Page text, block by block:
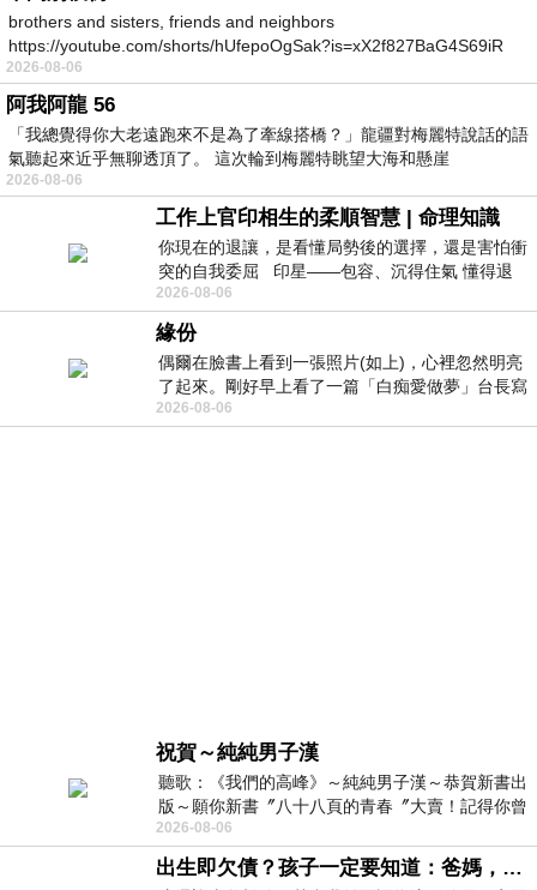
brothers and sisters, friends and neighbors
https://youtube.com/shorts/hUfepoOgSak?is=xX2f827BaG4S69iR
https
2026-08-06
阿我阿龍 56
「我總覺得你大老遠跑來不是為了牽線搭橋？」龍疆對梅麗特說話的語
氣聽起來近乎無聊透頂了。 這次輪到梅麗特眺望大海和懸崖
2026-08-06
工作上官印相生的柔順智慧 | 命理知識
你現在的退讓，是看懂局勢後的選擇，還是害怕衝
突的自我委屈 印星——包容、沉得住氣 懂得退
一步觀察，不會
2026-08-06
緣份
偶爾在臉書上看到一張照片(如上)，心裡忽然明亮
了起來。剛好早上看了一篇「白痴愛做夢」台長寫
的貼文，在回顧年輕時瘋狂愛上
2026-08-06
祝賀～純純男子漢
聽歌：《我們的高峰》～純純男子漢～恭賀新書出
版～願你新書〞八十八頁的青春〞大賣！記得你曾
經在我的版留言…「好讚的圖^^感覺大家
2026-08-06
出生即欠債？孩子一定要知道：爸媽，其實我不欠你們